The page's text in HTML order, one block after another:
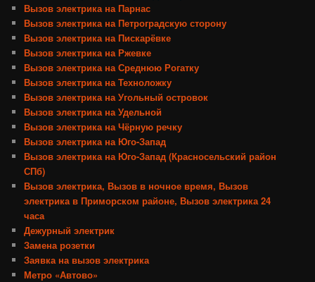
Вызов электрика на Парнас
Вызов электрика на Петроградскую сторону
Вызов электрика на Пискарёвке
Вызов электрика на Ржевке
Вызов электрика на Среднюю Рогатку
Вызов электрика на Техноложку
Вызов электрика на Угольный островок
Вызов электрика на Удельной
Вызов электрика на Чёрную речку
Вызов электрика на Юго-Запад
Вызов электрика на Юго-Запад (Красносельский район
СПб)
Вызов электрика, Вызов в ночное время, Вызов
электрика в Приморском районе, Вызов электрика 24
часа
Дежурный электрик
Замена розетки
Заявка на вызов электрика
Метро «Автово»